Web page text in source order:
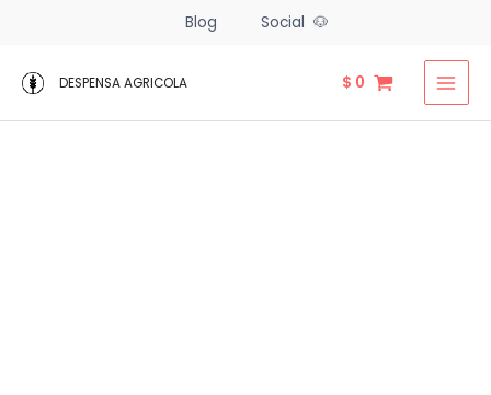
contenido
Blog Social 🐶
DESPENSA AGRICOLA $ 0